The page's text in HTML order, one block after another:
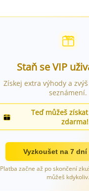
Staň se VIP
Získej extra výhody a
seznámení.
Teď můžeš
zdarma!
Vyzkoušet na 7 dní
Platba začne až po skončení
můžeš kdykoliv.